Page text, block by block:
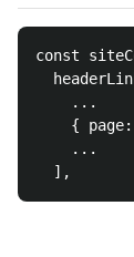
const
    ...
{
    ...